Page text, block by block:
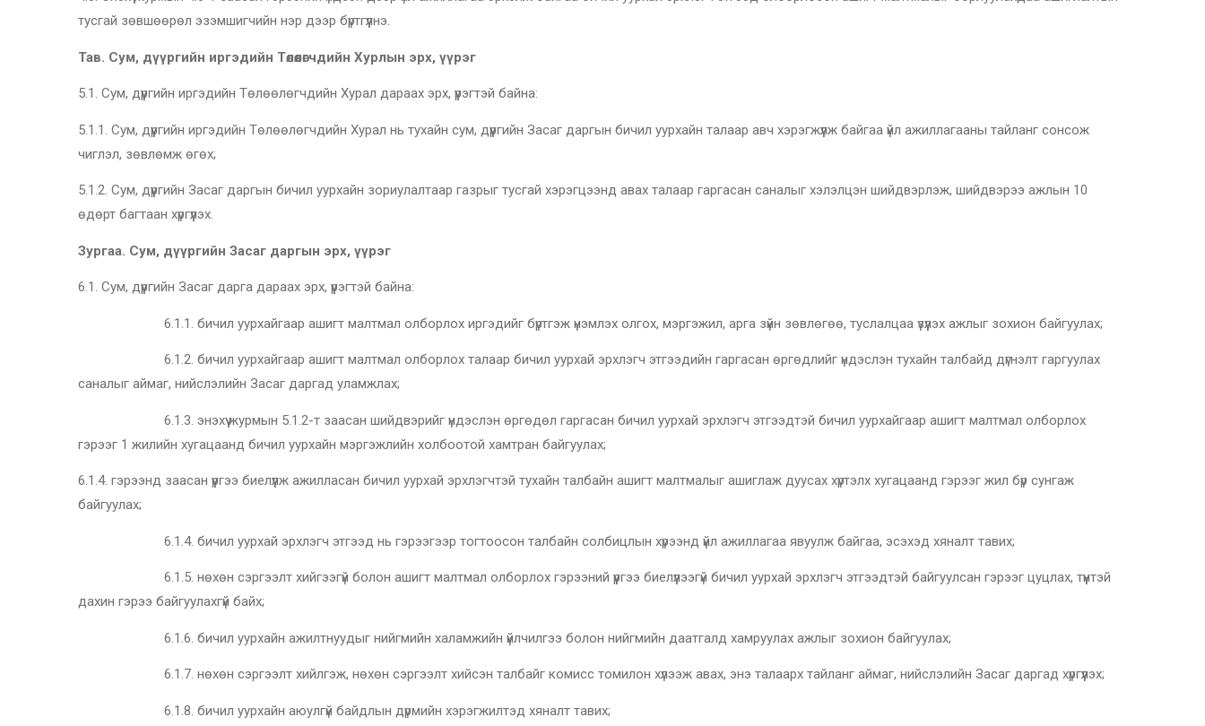
тусгай зөвшөөрөл эзэмшигчийн нэр дээр бүртгүүлнэ.
Тав. Сум, дүүргийн иргэдийн Төлөөлөгчдийн Хурлын эрх, үүрэг
5.1. Сум, дүүргийн иргэдийн Төлөөлөгчдийн Хурал дараах эрх, үүрэгтэй байна:
5.1.1. Сум, дүүргийн иргэдийн Төлөөлөгчдийн Хурал нь тухайн сум, дүүргийн Засаг даргын бичил уурхайн талаар авч хэрэгжүүлж байгаа үйл ажиллагааны тайланг сонсож
чиглэл, зөвлөмж өгөх;
5.1.2. Сум, дүүргийн Засаг даргын бичил уурхайн зориулалтаар газрыг тусгай хэрэгцээнд авах талаар гаргасан саналыг хэлэлцэн шийдвэрлэж, шийдвэрээ ажлын 10
өдөрт багтаан хүргүүлэх.
Зургаа. Сум, дүүргийн Засаг даргын эрх, үүрэг
6.1. Сум, дүүргийн Засаг дарга дараах эрх, үүрэгтэй байна:
6.1.1. бичил уурхайгаар ашигт малтмал олборлох иргэдийг бүртгэж үнэмлэх олгох, мэргэжил, арга зүйн зөвлөгөө, туслалцаа үзүүлэх ажлыг зохион байгуулах;
6.1.2. бичил уурхайгаар ашигт малтмал олборлох талаар бичил уурхай эрхлэгч этгээдийн гаргасан өргөдлийг үндэслэн тухайн талбайд дүгнэлт гаргуулах
саналыг аймаг, нийслэлийн Засаг даргад уламжлах;
6.1.3. энэхүү журмын 5.1.2-т заасан шийдвэрийг үндэслэн өргөдөл гаргасан бичил уурхай эрхлэгч этгээдтэй бичил уурхайгаар ашигт малтмал олборлох
гэрээг 1 жилийн хугацаанд бичил уурхайн мэргэжлийн холбоотой хамтран байгуулах;
6.1.4. гэрээнд заасан үүргээ биелүүлж ажилласан бичил уурхай эрхлэгчтэй тухайн талбайн ашигт малтмалыг ашиглаж дуусах хүртэлх хугацаанд гэрээг жил бүр сунгаж
байгуулах;
6.1.4. бичил уурхай эрхлэгч этгээд нь гэрээгээр тогтоосон талбайн солбицлын хүрээнд үйл ажиллагаа явуулж байгаа, эсэхэд хяналт тавих;
6.1.5. нөхөн сэргээлт хийгээгүй болон ашигт малтмал олборлох гэрээний үүргээ биелүүлээгүй бичил уурхай эрхлэгч этгээдтэй байгуулсан гэрээг цуцлах, түүнтэй
дахин гэрээ байгуулахгүй байх;
6.1.6. бичил уурхайн ажилтнуудыг нийгмийн халамжийн үйлчилгээ болон нийгмийн даатгалд хамруулах ажлыг зохион байгуулах;
6.1.7. нөхөн сэргээлт хийлгэж, нөхөн сэргээлт хийсэн талбайг комисс томилон хүлээж авах, энэ талаарх тайланг аймаг, нийслэлийн Засаг даргад хүргүүлэх;
6.1.8. бичил уурхайн аюулгүй байдлын дүрмийн хэрэгжилтэд хяналт тавих;